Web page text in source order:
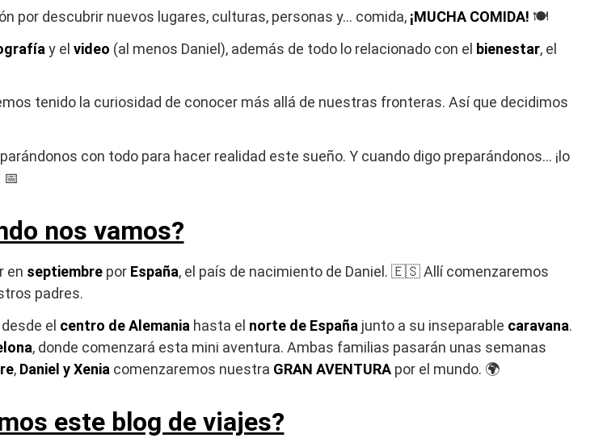
por descubrir nuevos lugares, culturas, personas y… comida, ¡MUCHA COMIDA! 🍽️
y el video (al menos Daniel), además de todo lo relacionado con el bienestar, el
tenido la curiosidad de conocer más allá de nuestras fronteras. Así que decidimos
con todo para hacer realidad este sueño. Y cuando digo preparándonos… ¡lo
nos vamos?
en septiembre por España, el país de nacimiento de Daniel. 🇪🇸 Allí comenzaremos
padres.
el centro de Alemania hasta el norte de España junto a su inseparable caravana.
, donde comenzará esta mini aventura. Ambas familias pasarán unas semanas
, Daniel y Xenia comenzaremos nuestra GRAN AVENTURA por el mundo. 🌍
este blog de viajes?